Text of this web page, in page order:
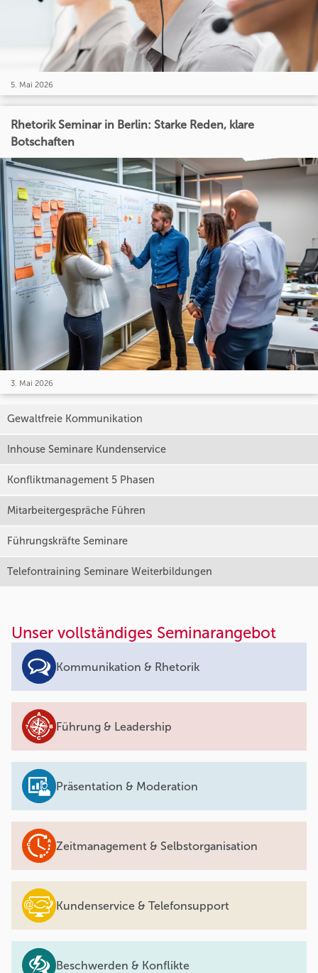
5. Mai 2026
Rhetorik Seminar in Berlin: Starke Reden, klare
Botschaften
3. Mai 2026
Gewaltfreie Kommunikation
Inhouse Seminare Kundenservice
Konfliktmanagement 5 Phasen
Mitarbeitergespräche Führen
Führungskräfte Seminare
Telefontraining Seminare Weiterbildungen
Unser vollständiges Seminarangebot
Kommunikation & Rhetorik
Führung & Leadership
Präsentation & Moderation
Zeitmanagement & Selbstorganisation
Kundenservice & Telefonsupport
Beschwerden & Konflikte